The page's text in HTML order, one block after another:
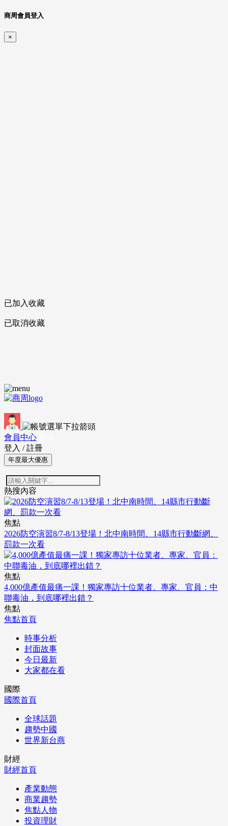
商周會員登入
×
已加入收藏
已取消收藏
會員中心
登入 / 註冊
年度最大優惠
熱搜內容
焦點
2026防空演習8/7-8/13登場！北中南時間、14縣市行動斷網、
罰款一次看
焦點
4,000億產值最痛一課！獨家專訪十位業者、專家、官員：中
聯毒油，到底哪裡出錯？
焦點
焦點首頁
時事分析
封面故事
今日最新
大家都在看
國際
國際首頁
全球話題
趨勢中國
世界新台商
財經
財經首頁
產業動態
商業趨勢
焦點人物
投資理財